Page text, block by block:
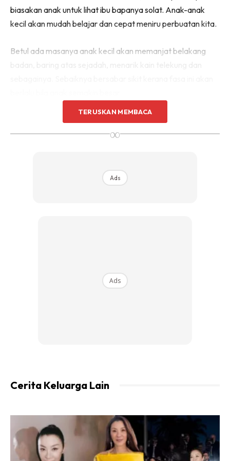
biasakan anak untuk lihat ibu bapanya solat. Anak-anak
kecil akan mudah belajar dan cepat meniru perbuatan kita.
Betul ada masanya anak kecil akan memanjat belakang
Bila setiap hari kita terangkan yang elok-elok untuk mereka,
lama kelamaan anak akan faham dan tak menganggu ibu
TERUSKAN MEMBACA
∞
Ads
Ads
Cerita Keluarga Lain